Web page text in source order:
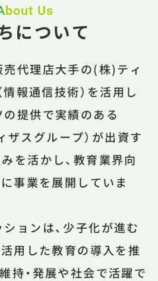
About Us
について
代理店大手の(株)ティ
報通信技術）を活用し
提供で実績のある
スグループ）が出資す
を活かし、教育業界向
事業を展開していま
ョンは、少子化が進む
用した教育の導入を推
持・発展や社会で活躍で